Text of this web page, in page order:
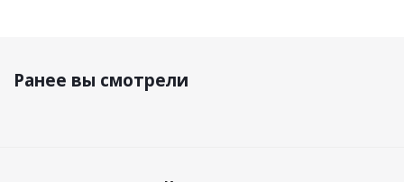
Ранее вы смотрели